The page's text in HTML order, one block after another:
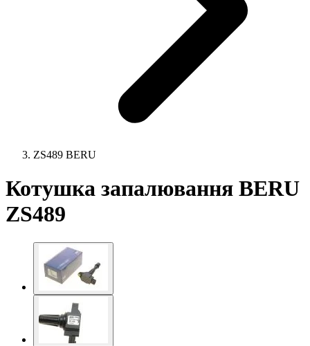
ZS489 BERU
Котушка запалювання BERU
ZS489